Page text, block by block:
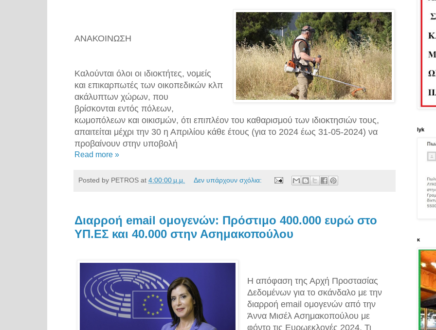
ΑΝΑΚΟΙΝΩΣΗ
Καλούνται όλοι οι ιδιοκτήτες, νομείς
και επικαρπωτές των οικοπεδικών κλπ
ακάλυπτων χώρων, που
βρίσκονται εντός πόλεων,
κωμοπόλεων και οικισμών, ότι επιπλέον του καθαρισμού των ιδιοκτησιών τους,
απαιτείται μέχρι την 30 η Απριλίου κάθε έτους (για το 2024 έως 31-05-2024) να
προβαίνουν στην υποβολή
Read more »
Posted by PETROS at 4:00:00 μ.μ. Δεν υπάρχουν σχόλια:
Διαρροή email ομογενών: Πρόστιμο 400.000 ευρώ στο
ΥΠ.ΕΣ και 40.000 στην Ασημακοπούλου
Η απόφαση της Αρχή Προστασίας
Δεδομένων για το σκάνδαλο με την
διαρροή email ομογενών από την
Άννα Μισέλ Ασημακοπούλου με
φόντο τις Ευρωεκλογές 2024. Τι
lyk
κ